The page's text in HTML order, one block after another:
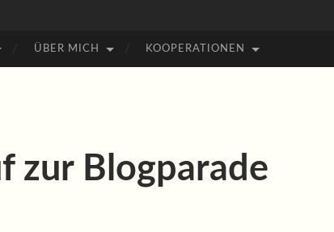
ÜBER MICH KOOPERATIONEN
zur Blogparade